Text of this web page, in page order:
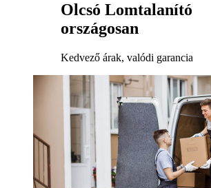
Olcsó Lomtalanító
országosan
Kedvező árak, valódi garancia